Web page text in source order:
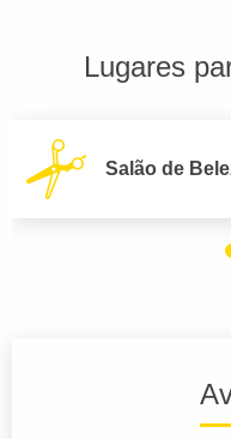
Lugares
Salão de